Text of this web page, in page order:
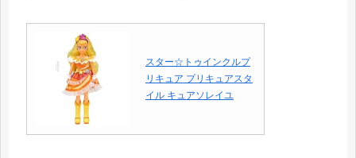
スター☆トゥインクルプ
リキュア プリキュアスタ
イル キュアソレイユ